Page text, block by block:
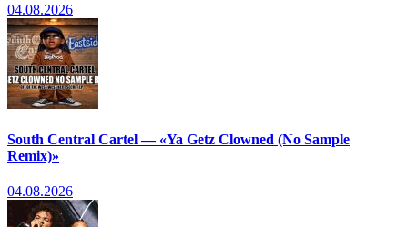
04.08.2026
South Central Cartel — «Ya Getz Clowned (No Sample
Remix)»
04.08.2026